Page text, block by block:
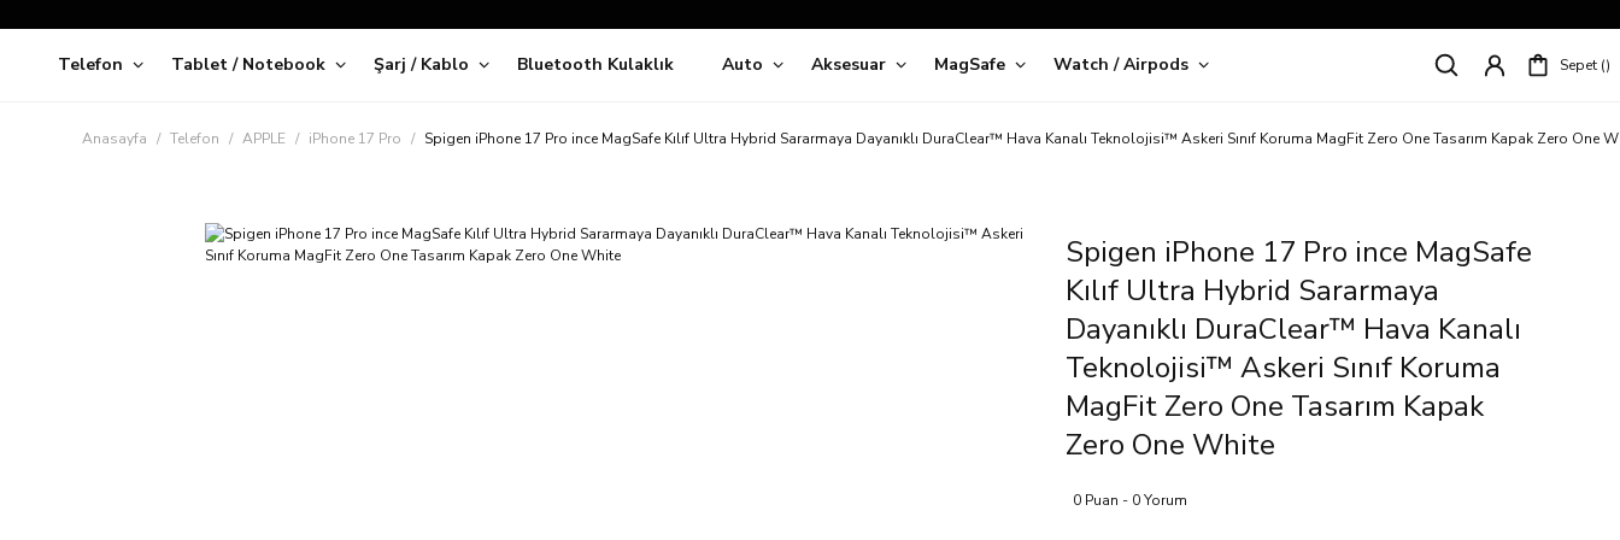
Siparişleriniz
5 İş Günü İçerisinde Kargoda!
Kapıda Ödeme Kolaylığı, Kredi Kartı ile Taksitli Hızlı ve Güvenli Alışveriş!
Süper İndirimli Fiyatlar
Telefon Tablet / Notebook Şarj / Kablo Bluetooth Kulaklık Auto Aksesuar MagSafe Watch / Airpods Sepet
Anasayfa Telefon APPLE iPhone 17 Pro Spigen iPhone 17 Pro ince MagSafe Kılıf Ultra Hybrid Sararmaya Dayanıklı DuraClear™ Hava Kanalı Teknolojisi™ Askeri Sınıf Koruma MagFit Zero One Tasarım Kapak Zero One
Spigen iPhone 17 Pro ince MagSafe
Kılıf Ultra Hybrid Sararmaya
Dayanıklı DuraClear™ Hava Kanalı
Teknolojisi™ Askeri Sınıf Koruma
MagFit Zero One Tasarım Kapak
Zero One White
0 Puan - 0 Yorum